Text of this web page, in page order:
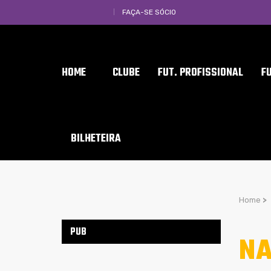
FAÇA-SE SÓCIO
HOME CLUBE FUT. PROFISSIONAL
BILHETEIRA
Home >
PUB